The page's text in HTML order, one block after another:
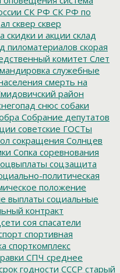
СК РФ СК РФ по
сквер сквер
скидки и акции склад
пиломатериалов скорая
комитет Слет
служебные
смерть на
район
снюс собаки
Собрание депутатов
советские ГОСТы
сокращения Солнцев
Сопка соревнования
соцзащита
политическая
положение
выплаты социальные
контракт
соя спасатели
спортивная
спорткомплекс
СПЧ среднее
годности СССР старый